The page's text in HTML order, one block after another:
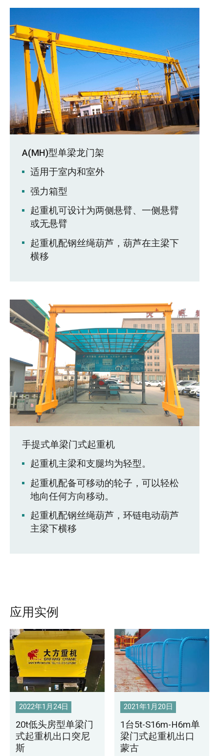
A(MH)型单梁龙门架
适用于室内和室外
强力箱型
起重机可设计为两侧悬臂、一侧悬臂
或无悬臂
起重机配钢丝绳葫芦，葫芦在主梁下
横移
手提式单梁门式起重机
起重机主梁和支腿均为轻型。
起重机配备可移动的轮子，可以轻松
地向任何方向移动。
起重机配钢丝绳葫芦，环链电动葫芦
主梁下横移
应用实例
2022年1月24日
20t低头房型单梁门
式起重机出口突尼
斯
2021年1月20日
1台5t-S16m-H6m单
梁门式起重机出口
蒙古